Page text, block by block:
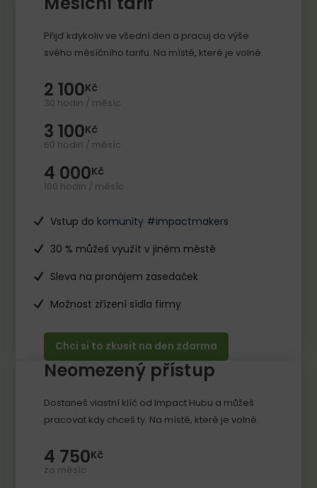
Přijď kdykoliv ve všední den a pracuj do výše
svého měsíčního tarifu. Na místě, které je volné.
2 100Kč
30 hodin / měsíc
3 100Kč
60 hodin / měsíc
4 000Kč
100 hodin / měsíc
Vstup do komunity #impactmakers
30 % můžeš využít v jiném městě
Sleva na pronájem zasedaček
Možnost zřízení sídla firmy
Chci si to zkusit na den zdarma
Neomezený přístup
Dostaneš vlastní klíč od Impact Hubu a můžeš
pracovat kdy chceš ty. Na místě, které je volné.
4 750Kč
za měsíc